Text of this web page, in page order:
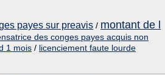
payes sur preavis / montant de l
des conges payes acquis non
1 mois / licenciement faute lourde